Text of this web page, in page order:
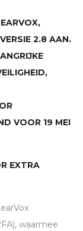
2.8 AAN.
VOOR 19 MEI
EXTRA
waarmee